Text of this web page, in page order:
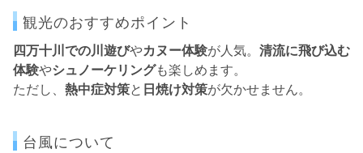
観光のおすすめポイント
四万十川での川遊びやカヌー体験が人気。 清流に飛び込む
体験やシュノーケリングも楽しめます。
ただし、 熱中症対策と 日焼け対策が欠かせません。
台風について